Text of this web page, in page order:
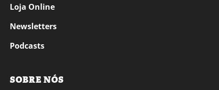
Loja Online
Newsletters
Podcasts
SOBRE NÓS